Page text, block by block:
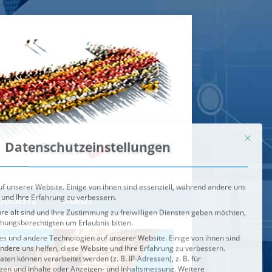
VIDEOS
IM BRENNPUNKT
unserer Website. Einige von ihnen sind essenziell, während andere uns
Ihre Erfahrung zu verbessern.
alt sind und Ihre Zustimmung zu freiwilligen Diensten geben möchten,
um Erlaubnis bitten.
und andere Technologien auf unserer Website. Einige von ihnen sind
können verarbeitet werden (z. B. IP-Adressen), z. B. für
und Inhalte oder Anzeigen- und Inhaltsmessung.
Verwendung Ihrer Daten finden Sie in unsererDatenschutzerklärung.
Service-Gruppen, für die eine Einwilligung erteilt werden
Speichern
Alle akzeptieren